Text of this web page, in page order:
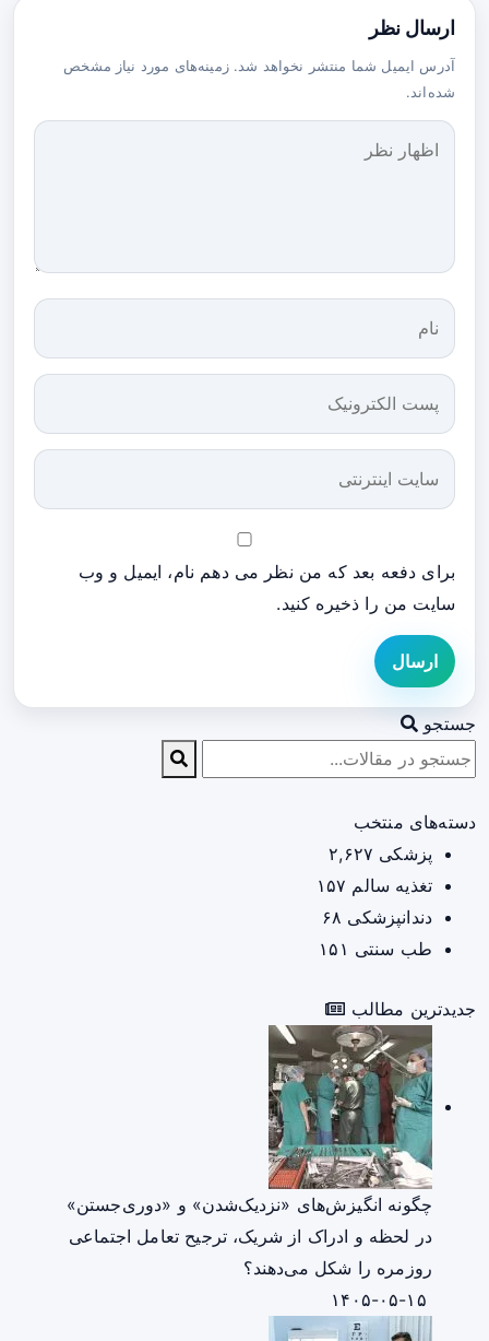
ارسال نظر
آدرس ایمیل شما منتشر نخواهد شد. زمینه‌های مورد نیاز مشخص
شده‌اند.
برای دفعه بعد که من نظر می دهم نام، ایمیل و وب
سایت من را ذخیره کنید.
ارسال
جستجو
دسته‌های منتخب
پزشکی ۲,۶۲۷
تغذیه سالم ۱۵۷
دندانپزشکی ۶۸
طب سنتی ۱۵۱
جدیدترین مطالب
چگونه انگیزش‌های «نزدیک‌شدن» و «دوری‌جستن»
در لحظه و ادراک از شریک، ترجیح تعامل اجتماعی
روزمره را شکل می‌دهند؟